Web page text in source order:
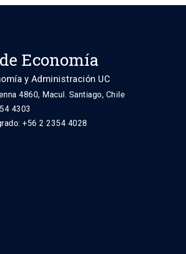
Economía
y Administración UC
4860, Macul. Santiago, Chile
4303
+56 2 2354 4028